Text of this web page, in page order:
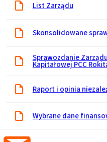
List Zarządu
Skonsolidowane
Sprawozdanie
Kapitałowej PCC
Raport i opinia
Wybrane dane